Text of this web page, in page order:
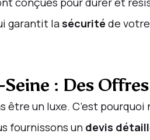
garantit la sécurité de
: Des
être un luxe. C’est pourquoi
fournissons un devis